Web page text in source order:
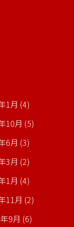
1月 (4)
10月 (5)
6月 (3)
3月 (2)
1月 (4)
11月 (2)
9月 (6)